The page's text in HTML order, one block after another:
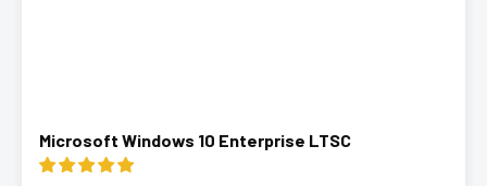
Microsoft Windows 10 Enterprise LTSC